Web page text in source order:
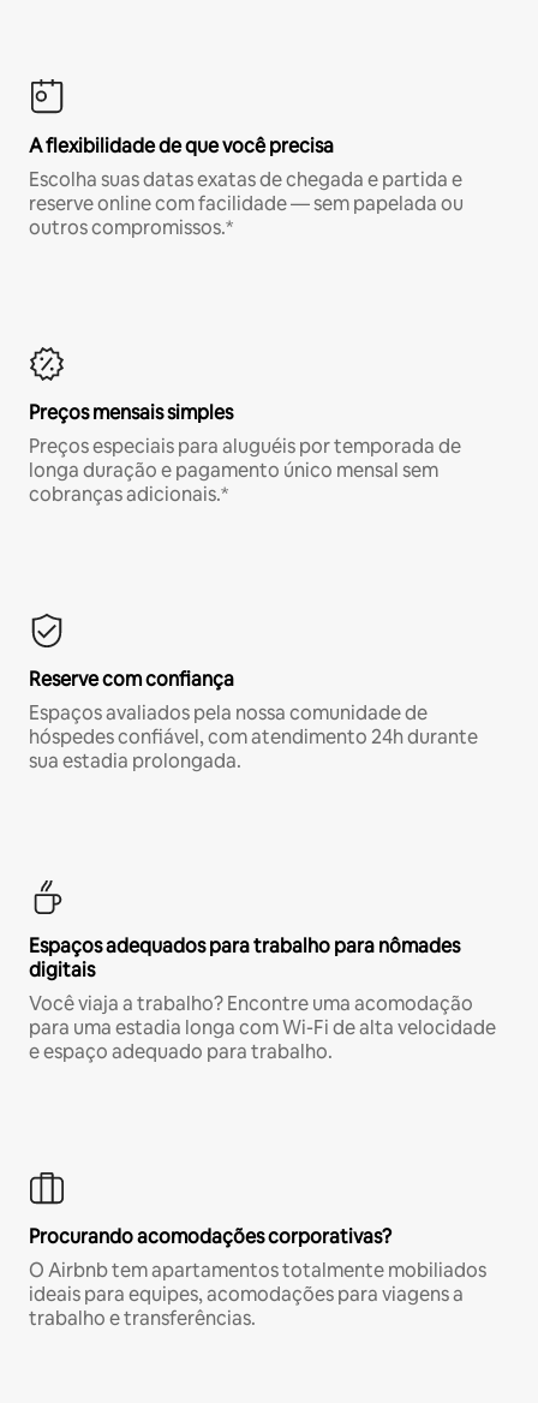
A flexibilidade de que você precisa
Escolha suas datas exatas de chegada e partida e
reserve online com facilidade — sem papelada ou
outros compromissos.*
Preços mensais simples
Preços especiais para aluguéis por temporada de
longa duração e pagamento único mensal sem
cobranças adicionais.*
Reserve com confiança
Espaços avaliados pela nossa comunidade de
hóspedes confiável, com atendimento 24h durante
sua estadia prolongada.
Espaços adequados para trabalho para nômades
digitais
Você viaja a trabalho? Encontre uma acomodação
para uma estadia longa com Wi-Fi de alta velocidade
e espaço adequado para trabalho.
Procurando acomodações corporativas?
O Airbnb tem apartamentos totalmente mobiliados
ideais para equipes, acomodações para viagens a
trabalho e transferências.